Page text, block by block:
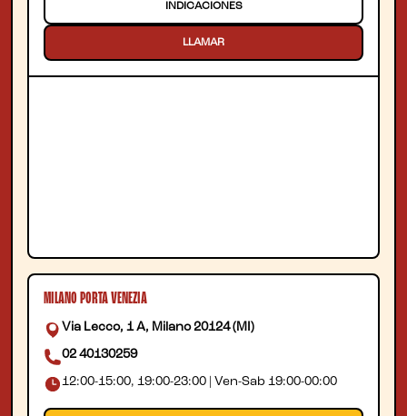
INDICACIONES
LLAMAR
MILANO PORTA VENEZIA
Via Lecco, 1 A, Milano 20124 (MI)
02 40130259
12:00-15:00, 19:00-23:00 | Ven-Sab 19:00-00:00